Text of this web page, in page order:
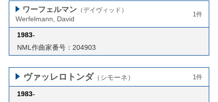
ワーフェルマン （デイヴィッド）
Werfelmann, David
1件
1983-
NML作曲家番号：204903
ヴァッレロトンダ （シモーネ） 1件
1983-